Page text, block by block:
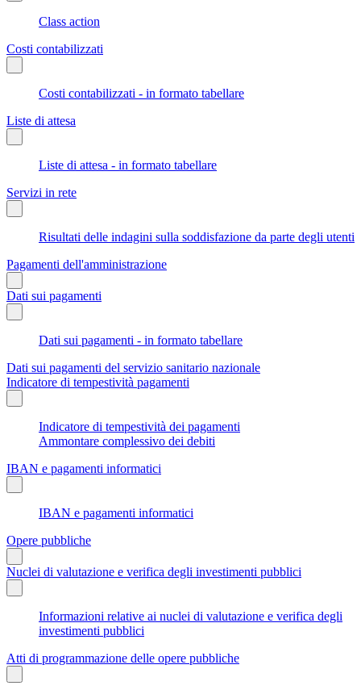
Class action
Costi contabilizzati
Costi contabilizzati - in formato tabellare
Liste di attesa
Liste di attesa - in formato tabellare
Servizi in rete
Risultati delle indagini sulla soddisfazione da parte degli utenti
Pagamenti dell'amministrazione
Dati sui pagamenti
Dati sui pagamenti - in formato tabellare
Dati sui pagamenti del servizio sanitario nazionale
Indicatore di tempestività pagamenti
Indicatore di tempestività dei pagamenti
Ammontare complessivo dei debiti
IBAN e pagamenti informatici
IBAN e pagamenti informatici
Opere pubbliche
Nuclei di valutazione e verifica degli investimenti pubblici
Informazioni relative ai nuclei di valutazione e verifica degli
investimenti pubblici
Atti di programmazione delle opere pubbliche